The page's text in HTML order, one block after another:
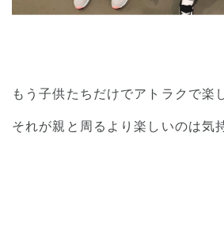
もう子供たちだけでアトラクで楽
それが親と周るより楽しいのは気